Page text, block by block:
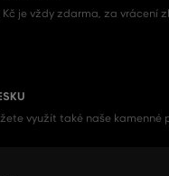
Kč je vždy zdarma, za vrácení
využít také naše kamenné